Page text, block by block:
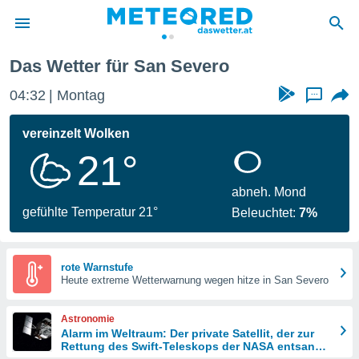
wurde
dass
sind.
diese
Das Wetter für San Severo
04:32 Montag ...
vereinzelt Wolken
21°
gefühlte Temperatur 21°
abneh. Mond
Beleuchtet:7%
rote Warnstufe
Heute extreme Wetterwarnung wegen hitze in San Severo
Astronomie
Alarm im Weltraum: Der private Satellit, der zur
Rettung des Swift-Teleskops der NASA entsandt